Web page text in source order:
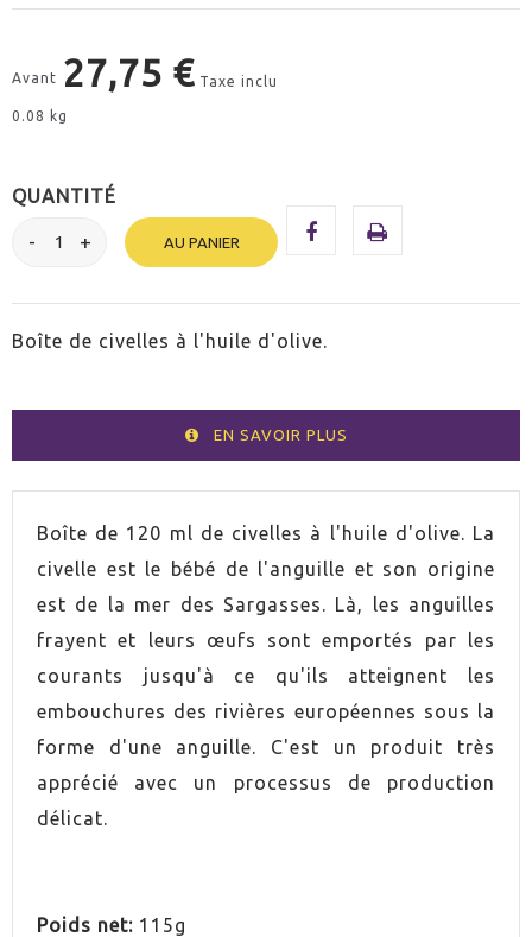
Avant 27,75 € Taxe inclu
0.08 kg
QUANTITÉ
AU PANIER
Boîte de civelles à l'huile d'olive.
EN SAVOIR PLUS
Boîte de 120 ml de civelles à l'huile d'olive. La
civelle est le bébé de l'anguille et son origine
est de la mer des Sargasses. Là, les anguilles
frayent et leurs œufs sont emportés par les
courants jusqu'à ce qu'ils atteignent les
embouchures des rivières européennes sous la
forme d'une anguille. C'est un produit très
apprécié avec un processus de production
délicat.
Poids net: 115g